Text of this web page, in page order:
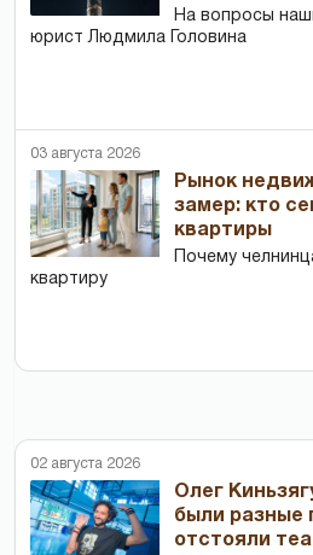
На вопросы
юрист Людмила Головина
03 августа 2026
Рынок
замер: кто
квартиры
Почему
квартиру
02 августа 2026
Олег
были разные
отстояли